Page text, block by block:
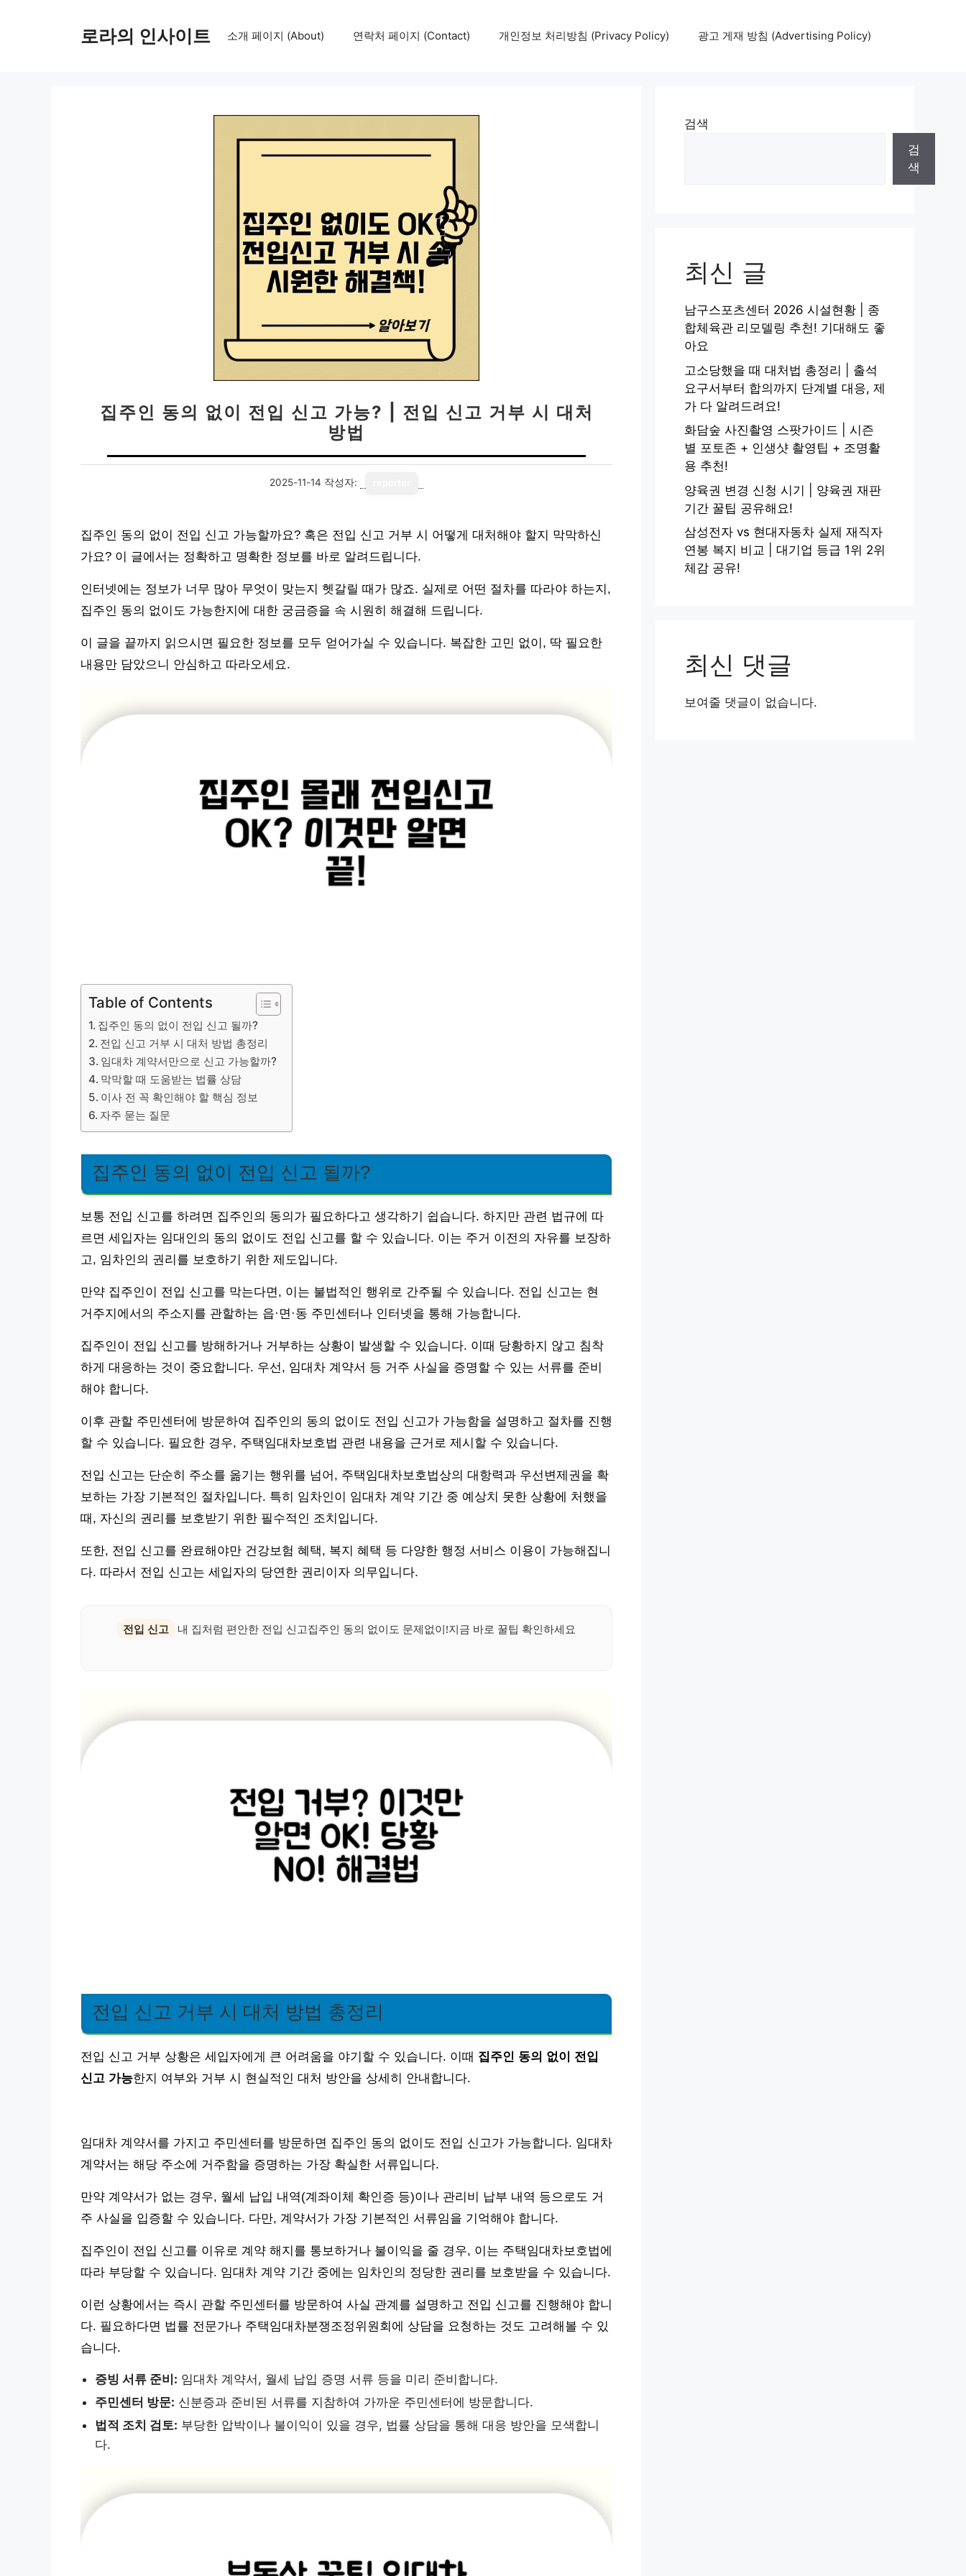
로라의 인사이트 소개 페이지 (About) 연락처 페이지 (Contact) 개인정보 처리방침 (Privacy Policy) 광고 게재 방침 (Advertising Policy)
집주인 동의 없이 전입 신고 가능? | 전입 신고 거부 시 대처
방법
2025-11-14 작성자:
집주인 동의 없이 전입 신고 가능할까요? 혹은 전입 신고 거부 시 어떻게 대처해야 할지 막막하신
가요? 이 글에서는 정확하고 명확한 정보를 바로 알려드립니다.
인터넷에는 정보가 너무 많아 무엇이 맞는지 헷갈릴 때가 많죠. 실제로 어떤 절차를 따라야 하는지,
집주인 동의 없이도 가능한지에 대한 궁금증을 속 시원히 해결해 드립니다.
이 글을 끝까지 읽으시면 필요한 정보를 모두 얻어가실 수 있습니다. 복잡한 고민 없이, 딱 필요한
내용만 담았으니 안심하고 따라오세요.
Table of Contents
집주인 동의 없이 전입 신고 될까?
전입 신고 거부 시 대처 방법 총정리
임대차 계약서만으로 신고 가능할까?
막막할 때 도움받는 법률 상담
이사 전 꼭 확인해야 할 핵심 정보
자주 묻는 질문
집주인 동의 없이 전입 신고 될까?
보통 전입 신고를 하려면 집주인의 동의가 필요하다고 생각하기 쉽습니다. 하지만 관련 법규에 따
르면 세입자는 임대인의 동의 없이도 전입 신고를 할 수 있습니다. 이는 주거 이전의 자유를 보장하
고, 임차인의 권리를 보호하기 위한 제도입니다.
만약 집주인이 전입 신고를 막는다면, 이는 불법적인 행위로 간주될 수 있습니다. 전입 신고는 현
거주지에서의 주소지를 관할하는 읍·면·동 주민센터나 인터넷을 통해 가능합니다.
집주인이 전입 신고를 방해하거나 거부하는 상황이 발생할 수 있습니다. 이때 당황하지 않고 침착
하게 대응하는 것이 중요합니다. 우선, 임대차 계약서 등 거주 사실을 증명할 수 있는 서류를 준비
해야 합니다.
이후 관할 주민센터에 방문하여 집주인의 동의 없이도 전입 신고가 가능함을 설명하고 절차를 진행
할 수 있습니다. 필요한 경우, 주택임대차보호법 관련 내용을 근거로 제시할 수 있습니다.
전입 신고는 단순히 주소를 옮기는 행위를 넘어, 주택임대차보호법상의 대항력과 우선변제권을 확
보하는 가장 기본적인 절차입니다. 특히 임차인이 임대차 계약 기간 중 예상치 못한 상황에 처했을
때, 자신의 권리를 보호받기 위한 필수적인 조치입니다.
또한, 전입 신고를 완료해야만 건강보험 혜택, 복지 혜택 등 다양한 행정 서비스 이용이 가능해집니
다. 따라서 전입 신고는 세입자의 당연한 권리이자 의무입니다.
전입 신고 내 집처럼 편안한 전입 신고집주인 동의 없이도 문제없이!지금 바로 꿀팁 확인하세요
전입 신고 거부 시 대처 방법 총정리
전입 신고 거부 상황은 세입자에게 큰 어려움을 야기할 수 있습니다. 이때 집주인 동의 없이 전입
신고 가능한지 여부와 거부 시 현실적인 대처 방안을 상세히 안내합니다.
임대차 계약서를 가지고 주민센터를 방문하면 집주인 동의 없이도 전입 신고가 가능합니다. 임대차
계약서는 해당 주소에 거주함을 증명하는 가장 확실한 서류입니다.
만약 계약서가 없는 경우, 월세 납입 내역(계좌이체 확인증 등)이나 관리비 납부 내역 등으로도 거
주 사실을 입증할 수 있습니다. 다만, 계약서가 가장 기본적인 서류임을 기억해야 합니다.
집주인이 전입 신고를 이유로 계약 해지를 통보하거나 불이익을 줄 경우, 이는 주택임대차보호법에
따라 부당할 수 있습니다. 임대차 계약 기간 중에는 임차인의 정당한 권리를 보호받을 수 있습니다.
이런 상황에서는 즉시 관할 주민센터를 방문하여 사실 관계를 설명하고 전입 신고를 진행해야 합니
다. 필요하다면 법률 전문가나 주택임대차분쟁조정위원회에 상담을 요청하는 것도 고려해볼 수 있
습니다.
증빙 서류 준비: 임대차 계약서, 월세 납입 증명 서류 등을 미리 준비합니다.
주민센터 방문: 신분증과 준비된 서류를 지참하여 가까운 주민센터에 방문합니다.
법적 조치 검토: 부당한 압박이나 불이익이 있을 경우, 법률 상담을 통해 대응 방안을 모색합니
다.
검색
검
색
최신 글
남구스포츠센터 2026 시설현황 | 종
합체육관 리모델링 추천! 기대해도 좋
아요
고소당했을 때 대처법 총정리 | 출석
요구서부터 합의까지 단계별 대응, 제
가 다 알려드려요!
화담숲 사진촬영 스팟가이드 | 시즌
별 포토존 + 인생샷 촬영팁 + 조명활
용 추천!
양육권 변경 신청 시기 | 양육권 재판
기간 꿀팁 공유해요!
삼성전자 vs 현대자동차 실제 재직자
연봉 복지 비교 | 대기업 등급 1위 2위
체감 공유!
최신 댓글
보여줄 댓글이 없습니다.